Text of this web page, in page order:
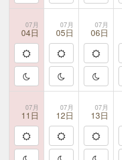
07月
04日
07月
05日
07月
06日
07月
11日
07月
12日
07月
13日